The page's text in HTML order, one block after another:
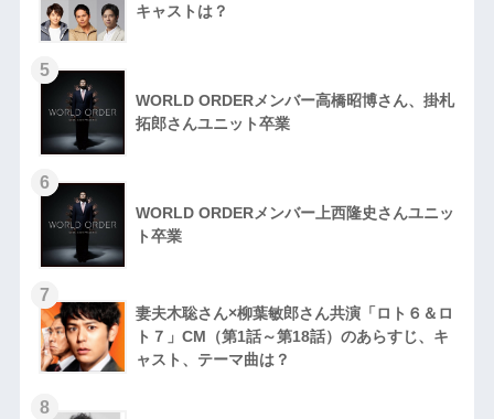
キャストは？
5
WORLD ORDERメンバー高橋昭博さん、掛札
拓郎さんユニット卒業
6
WORLD ORDERメンバー上西隆史さんユニッ
ト卒業
7
妻夫木聡さん×柳葉敏郎さん共演「ロト６＆ロ
ト７」CM（第1話～第18話）のあらすじ、キ
ャスト、テーマ曲は？
8